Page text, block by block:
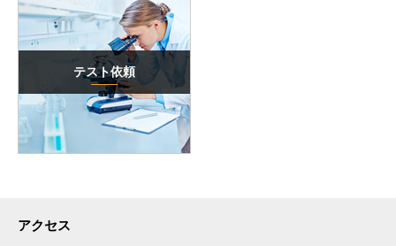
テスト依頼
アクセス